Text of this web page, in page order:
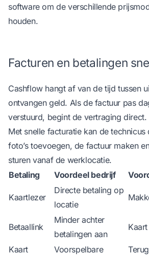
softwareom de verschillende
houden.
Facturen en betalingen
Cashflow hangt af van de tijd tussen
ontvangen geld. Als de factuur pas
verstuurd, begint de vertraging direct.
Met snelle facturatiekan de technicus
foto’s toevoegen, de factuur maken
sturen vanaf de werklocatie.
Betaling
Voordeel bedrijf
Kaartlezer
Directe betaling op
locatie
Betaallink
Minder achter
betalingen aan
Kaart
Voorspelbare